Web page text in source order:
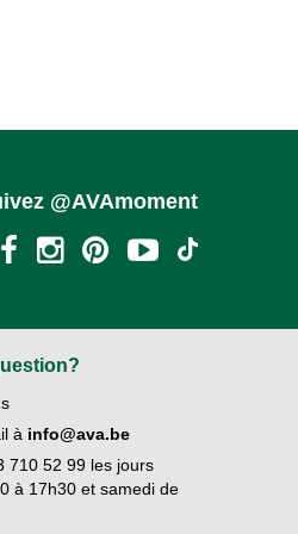
@AVAmoment
à info@ava.be
710 52 99 les jours
à 17h30 et samedi de